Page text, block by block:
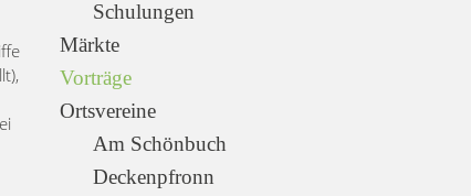
Schulungen
Märkte
Vorträge
Ortsvereine
Am Schönbuch
Deckenpfronn